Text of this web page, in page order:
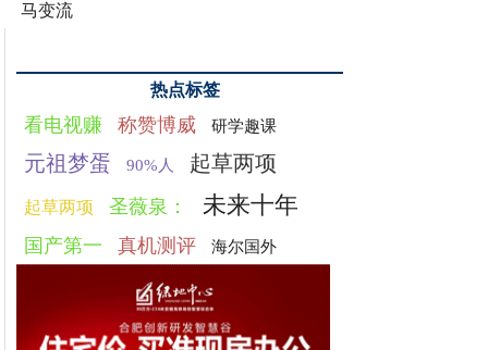
马变流
热点标签
看电视赚 称赞博威 研学趣课
元祖梦蛋 90%人 起草两项
起草两项 圣薇泉： 未来十年
国产第一 真机测评 海尔国外